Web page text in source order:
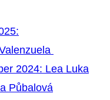
2024: Lea Luka
Půbalová